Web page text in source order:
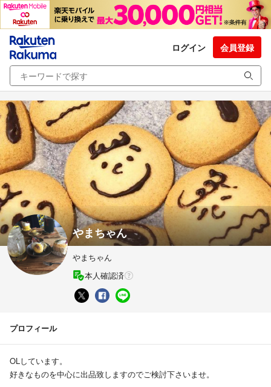
ログイン 会員登録
やまちゃん
やまちゃん
本人確認済
プロフィール
OLしています。
好きなものを中心に出品致しますのでご検討下さいませ。